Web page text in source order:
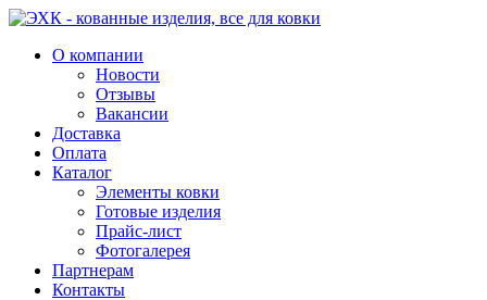
О компании
Новости
Отзывы
Вакансии
Доставка
Оплата
Каталог
Элементы ковки
Готовые изделия
Прайс-лист
Фотогалерея
Партнерам
Контакты